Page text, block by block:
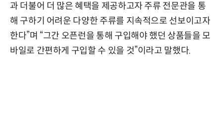
과 더불어 더 많은 혜택을 제공하고자 주류 전문관을 통
해 구하기 어려운 다양한 주류를 지속적으로 선보이고자
한다”며 “그간 오픈런을 통해 구입해야 했던 상품들을 모
바일로 간편하게 구입할 수 있을 것”이라고 말했다.